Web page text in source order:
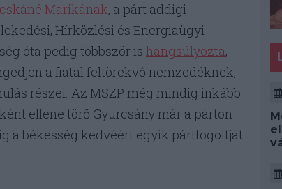
Marikának, a párt addigi
Hírközlési és Energiaügyi
óta pedig többször is hangsúlyozta,
a fiatal feltörekvő nemzedéknek,
részei. Az MSZP még mindig inkább
ellene törő Gyurcsány már a párton
a békesség kedvéért egyik pártfogoltját